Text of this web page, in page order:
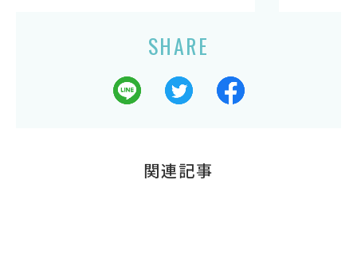
SHARE
関連記事